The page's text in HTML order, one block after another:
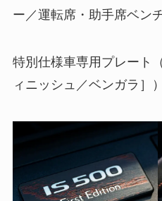
ー／運転席・助手席ベン
特別仕様車専用プレート
ィニッシュ／ベンガラ］）